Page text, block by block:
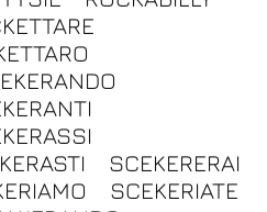
SCEKERERAI
SCEKERIATE